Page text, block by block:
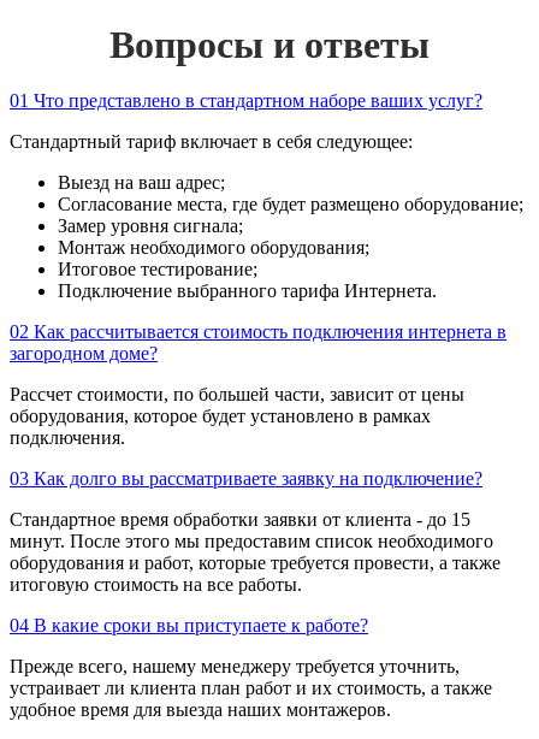
Вопросы и ответы
01 Что представлено в стандартном наборе ваших услуг?
Стандартный тариф включает в себя следующее:
Выезд на ваш адрес;
Согласование места, где будет размещено оборудование;
Замер уровня сигнала;
Монтаж необходимого оборудования;
Итоговое тестирование;
Подключение выбранного тарифа Интернета.
02 Как рассчитывается стоимость подключения интернета в
загородном доме?
Рассчет стоимости, по большей части, зависит от цены
оборудования, которое будет установлено в рамках
подключения.
03 Как долго вы рассматриваете заявку на подключение?
Стандартное время обработки заявки от клиента - до 15
минут. После этого мы предоставим список необходимого
оборудования и работ, которые требуется провести, а также
итоговую стоимость на все работы.
04 В какие сроки вы приступаете к работе?
Прежде всего, нашему менеджеру требуется уточнить,
устраивает ли клиента план работ и их стоимость, а также
удобное время для выезда наших монтажеров.